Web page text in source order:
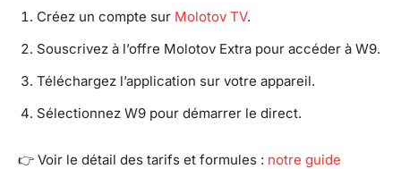
Créez un compte sur Molotov TV.
Souscrivez à l’offre Molotov Extra pour accéder à W9.
Téléchargez l’application sur votre appareil.
Sélectionnez W9 pour démarrer le direct.
👉 Voir le détail des tarifs et formules : notre guide